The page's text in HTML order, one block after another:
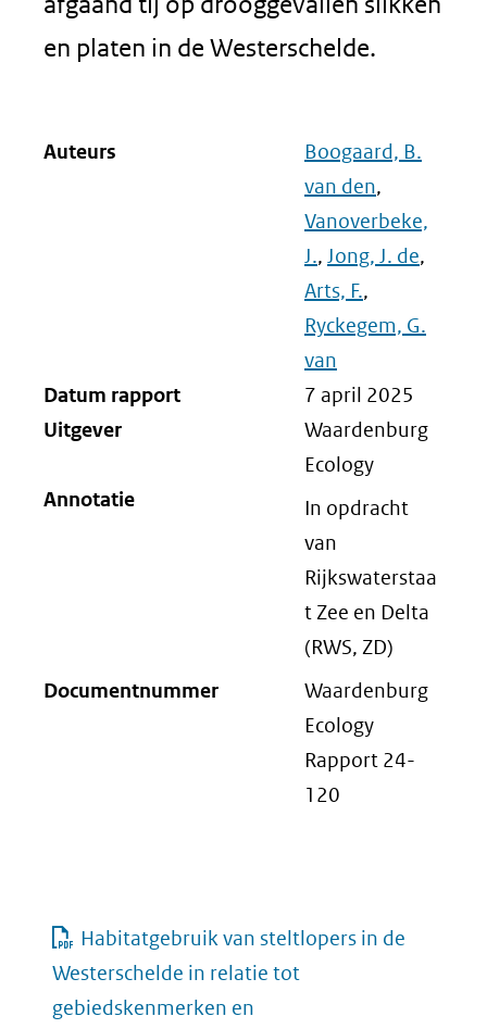
en platen in de Westerschelde.
Auteurs
Boogaard, B.
van den,
Vanoverbeke,
J., Jong, J. de,
Arts, F.,
Ryckegem, G.
van
Datum rapport
7 april 2025
Uitgever
Waardenburg
Ecology
Annotatie
In opdracht
van
Rijkswaterstaa
t Zee en Delta
(RWS, ZD)
Documentnummer
Waardenburg
Ecology
Rapport 24-
120
Habitatgebruik van steltlopers in de
Westerschelde in relatie tot
gebiedskenmerken en